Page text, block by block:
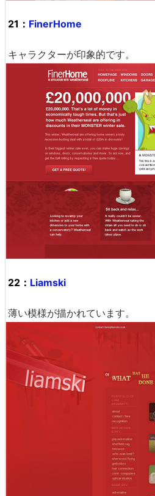
21： FinerHome
キャラクターが印象的です。
22： Liamski
薄い模様が描かれています。